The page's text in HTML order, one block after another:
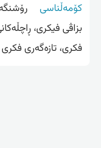
کۆمەڵناسی
بزاڤی فیکری،
فکری، تازەگەری فکری